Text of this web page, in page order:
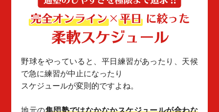
野球をやっていると、平日練習があったり、天候
で急に練習が中止になったり
スケジュールが変則的ですよね。